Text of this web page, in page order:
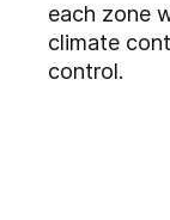
each zone
climate
control.